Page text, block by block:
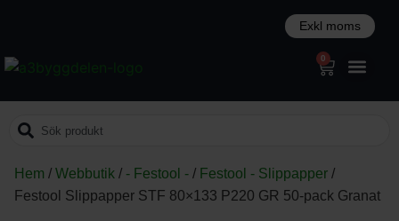
0
Hem / Webbutik / - Festool - / Festool - Slippapper /
Festool Slippapper STF 80×133 P220 GR 50-pack Granat